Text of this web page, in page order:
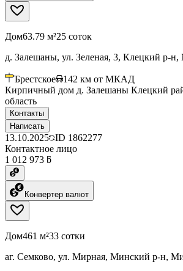
Дом63.79 м²25 соток
д. Залешаны, ул. Зеленая, 3, Клецкий р-н,
Брестское 142 км от МКАД
Кирпичный дом д. Залешаны Клецкий
область
Контакты
Написать
13.10.2025 ID 1862277
Контактное лицо
1 012 973 ƃ
Конвертер валют
Дом461 м²33 сотки
аг. Семково, ул. Мирная, Минский р-н,